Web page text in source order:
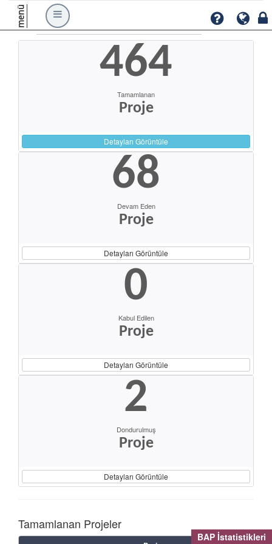
BAP İstatistikleri
menü
464
Tamamlanan
Proje
Detayları Görüntüle
68
Devam Eden
Proje
Detayları Görüntüle
0
Kabul Edilen
Proje
Detayları Görüntüle
2
Dondurulmuş
Proje
Detayları Görüntüle
Tamamlanan Projeler